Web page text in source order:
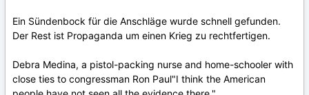
Ein Sündenbock für die Anschläge wurde schnell gefunden.
Der Rest ist Propaganda um einen Krieg zu rechtfertigen.
Debra Medina, a pistol-packing nurse and home-schooler with
close ties to congressman Ron Paul"I think the American